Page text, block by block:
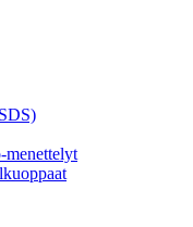
menettelyt